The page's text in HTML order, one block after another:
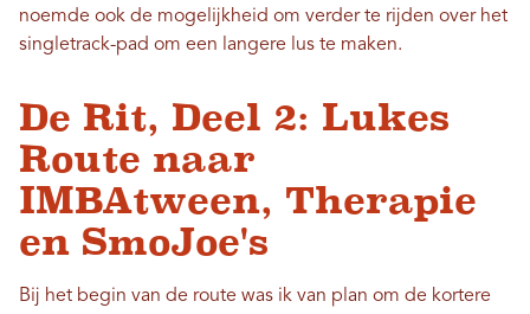
noemde ook de mogelijkheid om verder te rijden over het
singletrack-pad om een ​​langere lus te maken.
De Rit, Deel 2: Lukes
Route naar
IMBAtween, Therapie
en SmoJoe's
Bij het begin van de route was ik van plan om de kortere